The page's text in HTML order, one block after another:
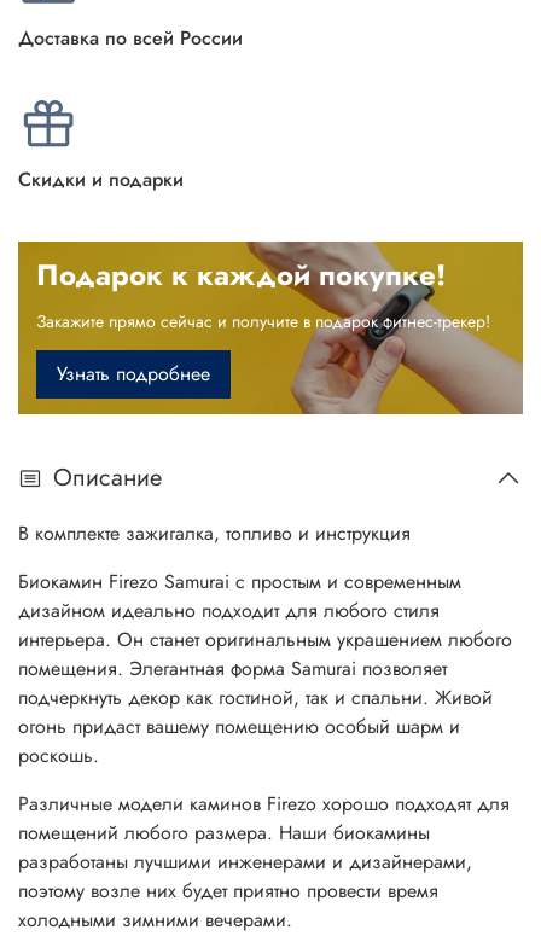
Доставка по всей России
Скидки и подарки
Подарок к каждой покупке!
Закажите прямо сейчас и получите в подарок фитнес-трекер!
Узнать подробнее
Описание
В комплекте зажигалка, топливо и инструкция
Биокамин Firezo Samurai с простым и современным
дизайном идеально подходит для любого стиля
интерьера. Он станет оригинальным украшением любого
помещения. Элегантная форма Samurai позволяет
подчеркнуть декор как гостиной, так и спальни. Живой
огонь придаст вашему помещению особый шарм и
роскошь.
Различные модели каминов Firezo хорошо подходят для
помещений любого размера. Наши биокамины
разработаны лучшими инженерами и дизайнерами,
поэтому возле них будет приятно провести время
холодными зимними вечерами.